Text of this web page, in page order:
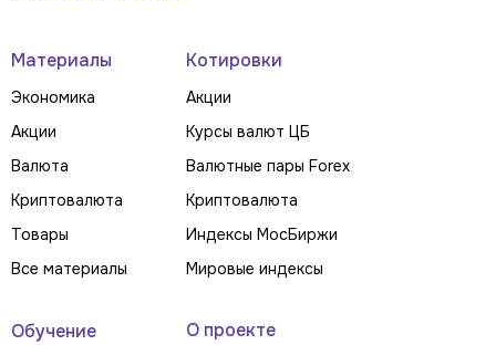
Материалы
Экономика
Акции
Валюта
Криптовалюта
Товары
Все материалы
Котировки
Акции
Курсы валют ЦБ
Валютные пары Forex
Криптовалюта
Индексы МосБиржи
Мировые индексы
Обучение О проекте